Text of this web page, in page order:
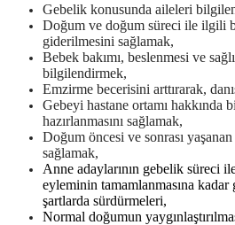
Gebelik konusunda aileleri
Doğum ve doğum süreci ile ilgili
giderilmesini sağlamak,
Bebek bakımı, beslenmesi ve
bilgilendirmek,
Emzirme becerisini arttırarak,
Gebeyi hastane ortamı
hazırlanmasını sağlamak,
Doğum öncesi ve sonrası
sağlamak,
Anne adaylarının gebelik süreci
eyleminin tamamlanmasına kadar
şartlarda sürdürmeleri,
Normal doğumun